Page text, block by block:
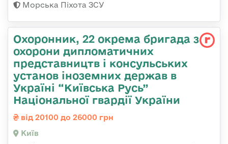
Морська Піхота ЗСУ
Охоронник, 22 окрема бригада з
охорони дипломатичних
представництв і консульських
установ іноземних держав в
Україні “Київська Русь”
Національної гвардії України
від 20100 до 26000 грн
Київ